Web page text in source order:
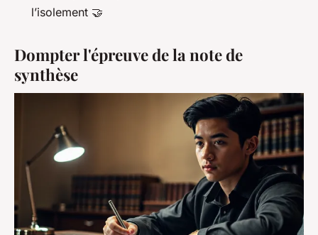
l’isolement 🤝
Dompter l'épreuve de la note de
synthèse